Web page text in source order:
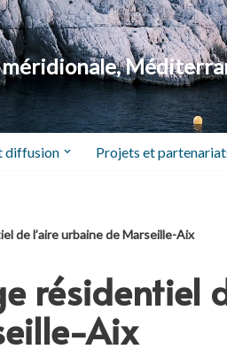
méridionale,
diffusion Projets et
de l’aire urbaine de Marseille-Aix
résidentiel
Aix